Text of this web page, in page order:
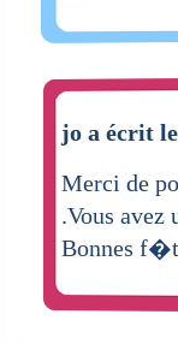
jo a écrit
Merci de
.Vous
Bonnes